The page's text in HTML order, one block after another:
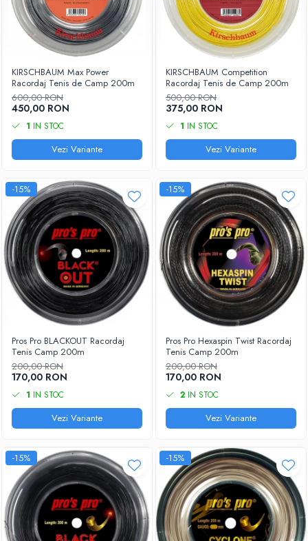
KIRSCHBAUM Max Power
Racordaj Tenis de Camp 200m
600,00 RON
450,00 RON
1 IN STOC
Vezi Variante
KIRSCHBAUM Competition
Racordaj Tenis de Camp 200m
500,00 RON
375,00 RON
1 IN STOC
Vezi Variante
-15%
Pros Pro BLACKOUT Racordaj
Tenis Camp 200m
200,00 RON
170,00 RON
1 IN STOC
Vezi Variante
-15%
Pros Pro Hexaspin Twist Racordaj
Tenis Camp 200m
200,00 RON
170,00 RON
2 IN STOC
Vezi Variante
-15% -15%